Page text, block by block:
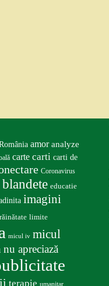
amor analyze
carte carti carti de
Coronavirus
educatie
imagini
limite
micul iv micul
nu apreciază
terapie umanitar